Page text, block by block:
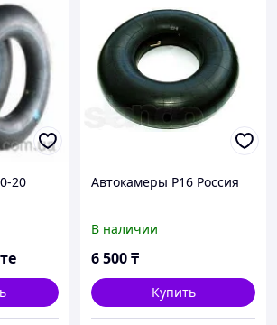
20
Автокамеры Р16 Россия
В наличии
6 500₸
Купить